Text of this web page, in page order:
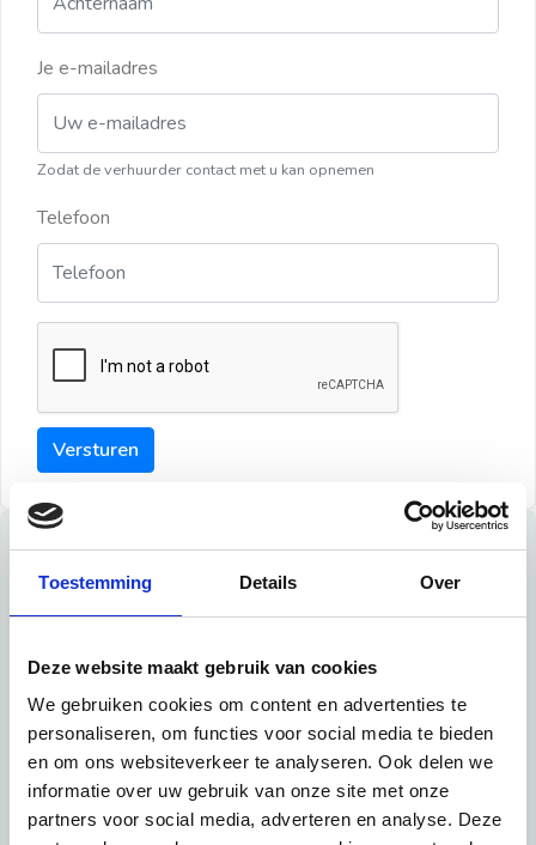
Toestemming Details Over
Deze website maakt gebruik van cookies
We gebruiken cookies om content en advertenties te
personaliseren, om functies voor social media te bieden
en om ons websiteverkeer te analyseren. Ook delen we
informatie over uw gebruik van onze site met onze
partners voor social media, adverteren en analyse. Deze
Je e-mailadres
Zodat de verhuurder contact met u kan opnemen
Telefoon
Versturen
Tips
Tip 1:
Schrijf een duidelijke introductie en geef de volgende
informatie mee:
Ben je student, werkachtig of werkzoekend